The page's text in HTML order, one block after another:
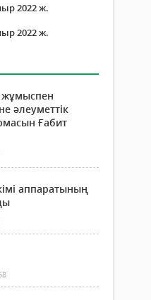
2022 ж.
2022 ж.
әлеуметтік
Ғабит
аппаратының